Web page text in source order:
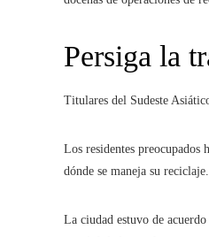
Persiga la
Titulares del Sudeste
Los residentes preocupados
dónde se maneja su reciclaje.
La ciudad estuvo de